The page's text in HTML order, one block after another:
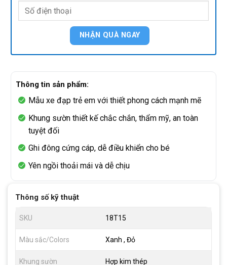
Thông tin sản phẩm:
Mẫu xe đạp trẻ em với thiết phong cách mạnh mẽ
Khung sườn thiết kế chắc chắn, thẩm mỹ, an toàn
tuyệt đối
Ghi đông cứng cáp, dễ điều khiển cho bé
Yên ngồi thoải mái và dễ chịu
Thông số kỹ thuật
SKU 18T15
Màu sắc/Colors Xanh , Đỏ
Khung sườn Hợp kim thép